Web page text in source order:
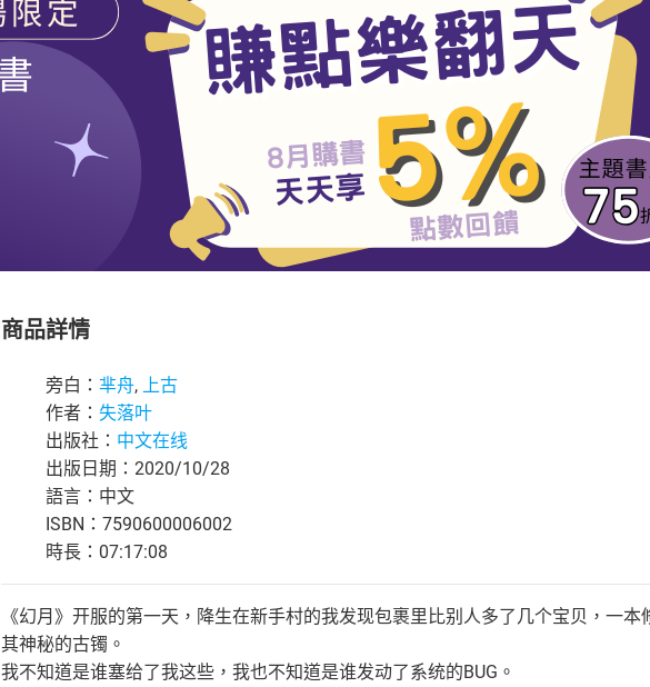
商品詳情
旁白： 芈舟, 上古
作者： 失落叶
出版社： 中文在线
出版日期：2020/10/28
語言：中文
ISBN：7590600006002
時長：07:17:08
《幻月》开服的第一天，降生在新手村的我发现包裹里比别人多了几个宝贝，一
其神秘的古镯。
我不知道是谁塞给了我这些，我也不知道是谁发动了系统的BUG。